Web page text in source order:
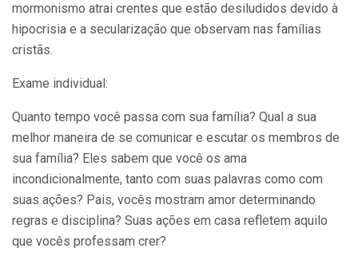
mormonismo atrai crentes que estão desiludidos devido à
hipocrisia e a secularização que observam nas famílias
cristãs.
Exame individual:
Quanto tempo você passa com sua família? Qual a sua
melhor maneira de se comunicar e escutar os membros de
sua família? Eles sabem que você os ama
incondicionalmente, tanto com suas palavras como com
suas ações? Pais, vocês mostram amor determinando
regras e disciplina? Suas ações em casa refletem aquilo
que vocês professam crer?